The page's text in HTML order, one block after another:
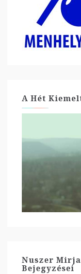
A Hét
Nuszer
Bejegyzései